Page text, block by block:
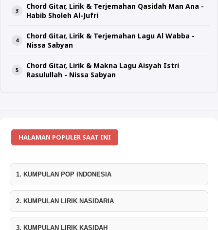
Chord Gitar, Lirik & Terjemahan Qasidah Man Ana -
Habib Sholeh Al-Jufri
Chord Gitar, Lirik & Terjemahan Lagu Al Wabba -
Nissa Sabyan
Chord Gitar, Lirik & Makna Lagu Aisyah Istri
Rasulullah - Nissa Sabyan
HALAMAN POPULER SAAT INI
1. KUMPULAN POP INDONESIA
2. KUMPULAN LIRIK NASIDARIA
3. KUMPULAN LIRIK KASIDAH